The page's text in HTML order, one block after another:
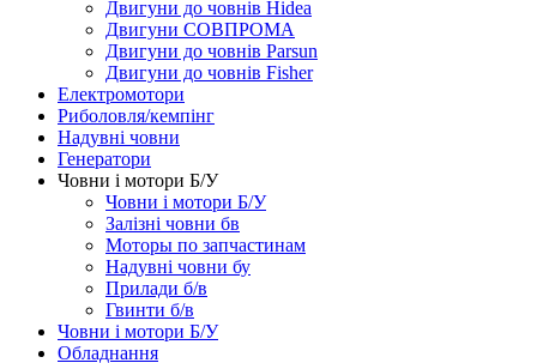
Двигуни до човнів Hidea
Двигуни СОВПРОМА
Двигуни до човнів Parsun
Двигуни до човнів Fisher
Електромотори
Риболовля/кемпінг
Надувні човни
Генератори
Човни і мотори Б/У
Човни і мотори Б/У
Залізні човни бв
Моторы по запчастинам
Надувні човни бу
Прилади б/в
Гвинти б/в
Човни і мотори Б/У
Обладнання